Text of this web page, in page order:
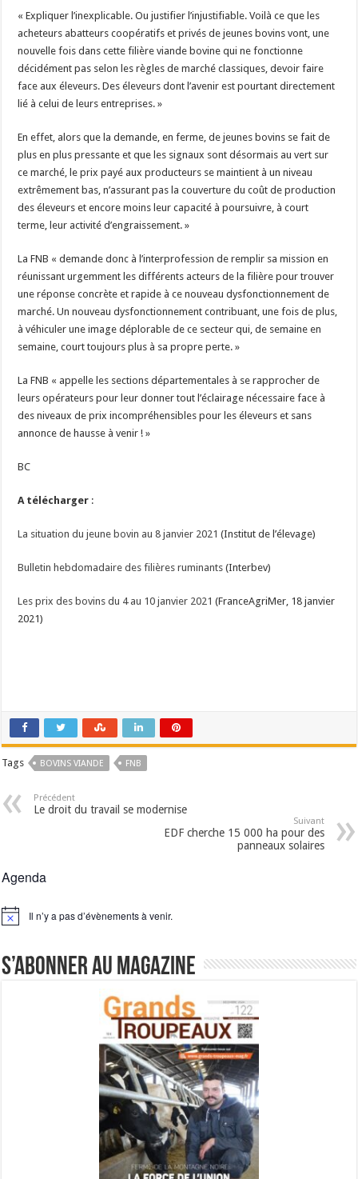
« Expliquer l’inexplicable. Ou justifier l’injustifiable. Voilà ce que les
acheteurs abatteurs coopératifs et privés de jeunes bovins vont, une
nouvelle fois dans cette filière viande bovine qui ne fonctionne
décidément pas selon les règles de marché classiques, devoir faire
face aux éleveurs. Des éleveurs dont l’avenir est pourtant directement
lié à celui de leurs entreprises. »
En effet, alors que la demande, en ferme, de jeunes bovins se fait de
plus en plus pressante et que les signaux sont désormais au vert sur
ce marché, le prix payé aux producteurs se maintient à un niveau
extrêmement bas, n’assurant pas la couverture du coût de production
des éleveurs et encore moins leur capacité à poursuivre, à court
terme, leur activité d’engraissement. »
La FNB « demande donc à l’interprofession de remplir sa mission en
réunissant urgemment les différents acteurs de la filière pour trouver
une réponse concrète et rapide à ce nouveau dysfonctionnement de
marché. Un nouveau dysfonctionnement contribuant, une fois de plus,
à véhiculer une image déplorable de ce secteur qui, de semaine en
semaine, court toujours plus à sa propre perte. »
La FNB « appelle les sections départementales à se rapprocher de
leurs opérateurs pour leur donner tout l’éclairage nécessaire face à
des niveaux de prix incompréhensibles pour les éleveurs et sans
annonce de hausse à venir ! »
BC
A télécharger :
La situation du jeune bovin au 8 janvier 2021 (Institut de l’élevage)
Bulletin hebdomadaire des filières ruminants (Interbev)
Les prix des bovins du 4 au 10 janvier 2021 (FranceAgriMer, 18 janvier
2021)
Tags BOVINS VIANDE FNB
Précédent
Le droit du travail se modernise
Suivant
EDF cherche 15 000 ha pour des
panneaux solaires
Agenda
Notice Il n’y a pas d’évènements à venir.
S’abonner au magazine